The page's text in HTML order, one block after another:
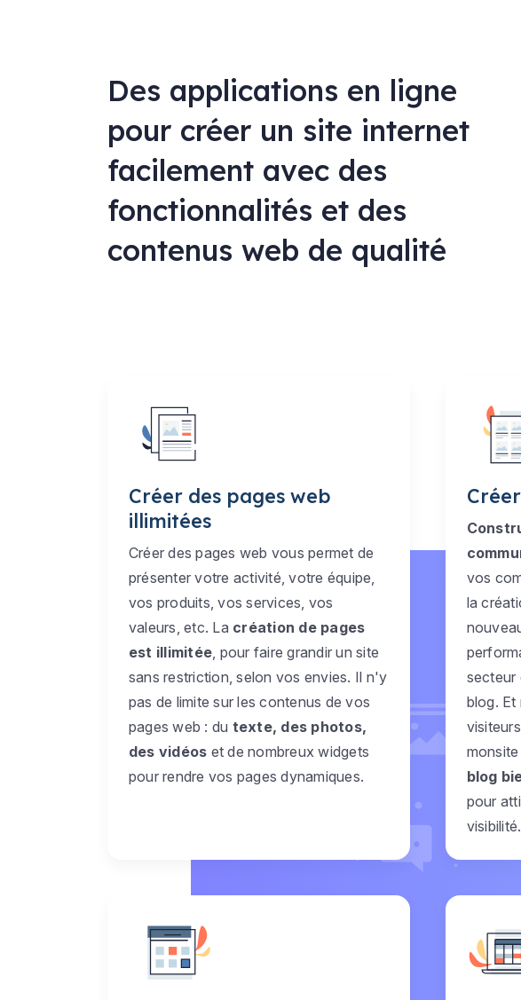
Des applications en ligne
pour créer un site internet
facilement avec des
fonctionnalités et des
contenus web de qualité
Créer des pages web
illimitées
Créer des pages web vous permet de
présenter votre activité, votre équipe,
vos produits, vos services, vos
valeurs, etc. La création de pages
est illimitée , pour faire grandir un site
sans restriction, selon vos envies. Il n'y
pas de limite sur les contenus de vos
pages web : du texte, des photos,
des vidéos et de nombreux widgets
pour rendre vos pages dynamiques.
vos
la
secteur
blog.
blog
pour
visibilité.